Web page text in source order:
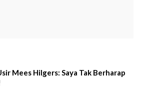
Mees Hilgers: Saya Tak Berharap